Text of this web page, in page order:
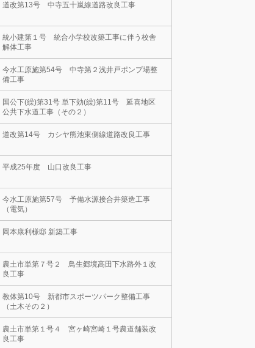
道改第13号 中寺五十嵐線道路改良工事
統小建第１号 統合小学校改築工事に伴う校舎
解体工事
今水工原施第54号 中寺第２浅井戸ポンプ場整
備工事
国公下(繰)第31号 単下効(繰)第11号 延喜地区
公共下水道工事（その２）
道改第14号 カシヤ熊池東側線道路改良工事
平成25年度 山口改良工事
今水工原施第57号 予備水源接合井築造工事
（電気）
岡本康利様邸 新築工事
農土市単第７号２ 鳥生郷境高田下水路外１改
良工事
教体第10号 新都市スポーツパーク整備工事
（土木その２）
農土市単第１号４ 宮ヶ崎宮崎１号農道舗装改
良工事